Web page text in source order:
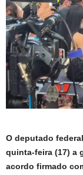
O deputado
quinta-feira (17) a
acordo firmado